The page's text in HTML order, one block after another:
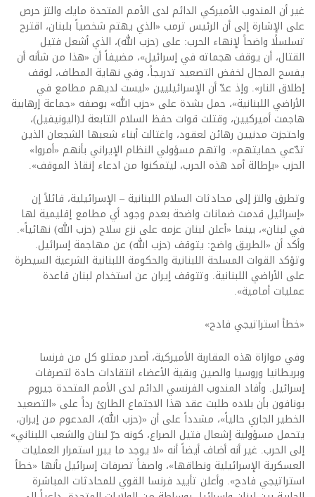
غير أن المندوب الأميركي الدائم لدى الأمم المتحدة مايك والتز حرص
على الإشارة إلى أن الرئيس ترمب «الذي يهتم شخصياً بلبنان، اقترح
تسلسلًا واضحاً لإنهاء الحرب: على (حزب الله)، الذي أشعل فتيل
القتال، أن يوقف هجماته في إسرائيل»، مضيفاً أن «هذا من شأنه أن
يفسح المجال لخفض التصعيد تدريجاً، وفي نهاية المطاف، لوقف
إطلاق النار». وإذ عدّ أن الإسرائيليين «ليست لديهم مطامع في
الأراضي اللبنانية»، حمل بشدة على «حزب الله» بوصفه «جماعة إرهابية
هاجمت أميركيين، وقتلت قوات حفظ السلام التابعة لـ(اليونيفيل)،
واحتجزت مدنيين رهائن لعقود، واغتالت أبناء شعبها الشجعان الذين
تدّعي حمايتهم». واتهم مسؤولي النظام الإيراني بأنهم «أمروا»
الحزب «بإطالة أمد هذه الحرب، ليتمكنوا من ادعاء إنقاذ الموقف».
وتطرق والتز إلى محادثات السلام اللبنانية – الإسرائيلية، قائلاً إن
«إسرائيل قدمت ضمانات واضحة بعدم وجود أي مطامع إقليمية لها
في لبنان»، بينما «أعلن لبنان عزمه على نزع سلاح (حزب الله) نهائياً».
وأكد أن «الطريق واضح: يتوقف (حزب الله) عن مهاجمة إسرائيل.
وتؤكد القوات المسلحة اللبنانية والحكومة اللبنانية الشرعية السيطرة
على الأراضي اللبنانية. وتتوقف إيران عن استخدام لبنان قاعدة
عمليات أمامية».
«خطأ استراتيجي فادح»
وفي موازاة هذه المقاربة الأميركية، أصدر ممثلو كل من فرنسا
وبريطانيا وروسيا والصين وبقية الأعضاء انتقادات حادة لتصرفات
إسرائيل. وأفاد المندوب الفرنسي الدائم لدى الأمم المتحدة جيروم
بونافون بأن بلاده طلبت عقد هذا الاجتماع الطارئ رداً على «التصعيد
الخطير الجاري حالياً»، مشدداً على أن «(حزب الله)، المدعوم من إيران،
يتحمل مسؤولية إشعال فتيل الصراع، كونه جرّ لبنان والشعب اللبناني»
إلى الحرب. غير أنه أضاف أيضاً أنه «لا يوجد ما يبرر استمرار العمليات
العسكرية الإسرائيلية ونطاقها»، واصفاً تصرفات إسرائيل بأنها «خطأ
استراتيجي فادح». وأعلن تأييد فرنسا القوي للمحادثات المباشرة